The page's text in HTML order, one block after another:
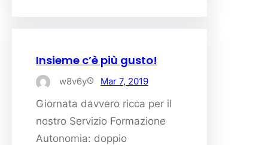
Insieme c’è più gusto!
w8v6y Mar 7, 2019
Giornata davvero ricca per il
nostro Servizio Formazione
Autonomia: doppio